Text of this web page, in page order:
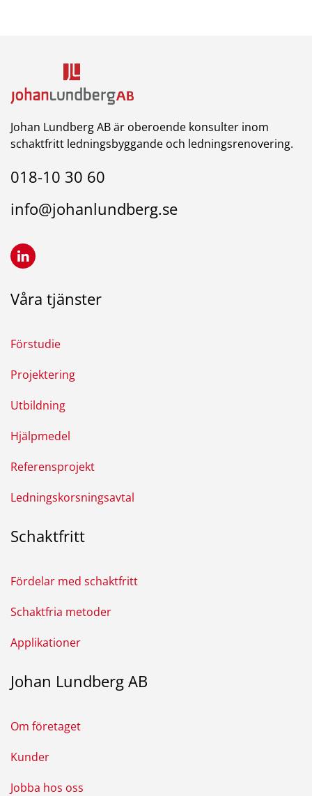
Johan Lundberg AB är oberoende konsulter inom
schaktfritt ledningsbyggande och ledningsrenovering.
018-10 30 60
info@johanlundberg.se
Våra tjänster
Förstudie
Projektering
Utbildning
Hjälpmedel
Referensprojekt
Ledningskorsningsavtal
Schaktfritt
Fördelar med schaktfritt
Schaktfria metoder
Applikationer
Johan Lundberg AB
Om företaget
Kunder
Jobba hos oss